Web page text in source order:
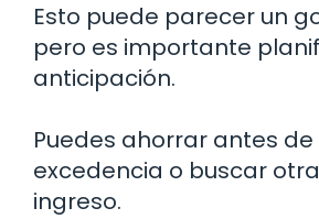
Esto puede parecer un
pero es importante
anticipación.
Puedes ahorrar antes
excedencia o buscar
ingreso.